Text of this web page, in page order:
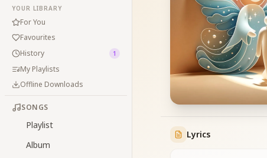
YOUR LIBRARY
For You
Favourites
History
1
My Playlists
Offline Downloads
SONGS
Playlist
Album
Lyrics